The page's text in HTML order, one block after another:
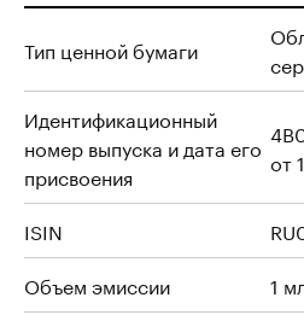
Тип ценной бумаги
Идентификационный
номер выпуска и дата его
присвоения
от
ISIN
Объем эмиссии
1